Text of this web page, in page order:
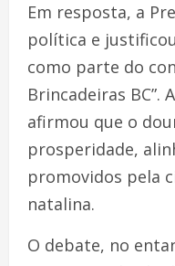
Em resposta, a
política e
como parte do
Brincadeiras BC”.
afirmou que o
prosperidade,
promovidos pela
natalina.
O debate, no